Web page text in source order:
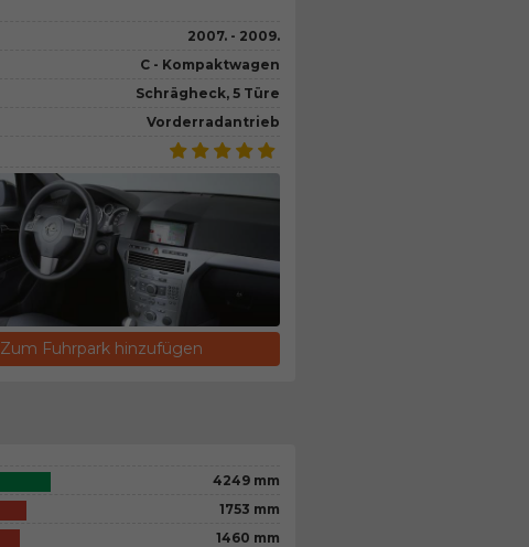
2007. - 2009.
C - Kompaktwagen
Schrägheck, 5 Türe
Vorderradantrieb
Zum Fuhrpark hinzufügen
4249 mm
1753 mm
1460 mm